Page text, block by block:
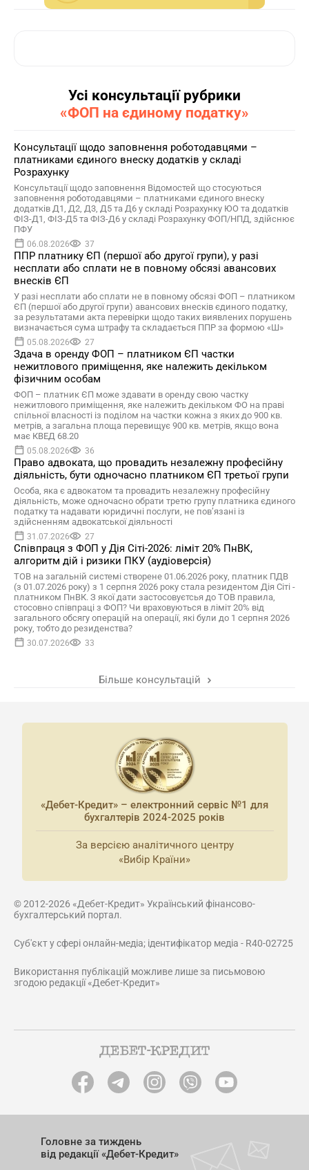
Усі консультації рубрики
«ФОП на єдиному податку»
Консультації щодо заповнення роботодавцями –
платниками єдиного внеску додатків у складі
Розрахунку
Консультації щодо заповнення Відомостей що стосуються
заповнення роботодавцями – платниками єдиного внеску
додатків Д1, Д2, Д3, Д5 та Д6 у складі Розрахунку ЮО та додатків
ФІЗ-Д1, ФІЗ-Д5 та ФІЗ-Д6 у складі Розрахунку ФОП/НПД, здійснює
ПФУ
06.08.2026 37
ППР платнику ЄП (першої або другої групи), у разі
несплати або сплати не в повному обсязі авансових
внесків ЄП
У разі несплати або сплати не в повному обсязі ФОП – платником
ЄП (першої або другої групи) авансових внесків єдиного податку,
за результатами акта перевірки щодо таких виявлених порушень
визначається сума штрафу та складається ППР за формою «Ш»
05.08.2026 27
Здача в оренду ФОП – платником ЄП частки
нежитлового приміщення, яке належить декільком
фізичним особам
ФОП – платник ЄП може здавати в оренду свою частку
нежитлового приміщення, яке належить декільком ФО на праві
спільної власності із поділом на частки кожна з яких до 900 кв.
метрів, а загальна площа перевищує 900 кв. метрів, якщо вона
має КВЕД 68.20
05.08.2026 36
Право адвоката, що провадить незалежну професійну
діяльність, бути одночасно платником ЄП третьої групи
Особа, яка є адвокатом та провадить незалежну професійну
діяльність, може одночасно обрати третю групу платника єдиного
податку та надавати юридичні послуги, не пов’язані із
здійсненням адвокатської діяльності
31.07.2026 27
Співпраця з ФОП у Дія Сіті-2026: ліміт 20% ПнВК,
алгоритм дій і ризики ПКУ (аудіоверсія)
ТОВ на загальній системі створене 01.06.2026 року, платник ПДВ
(з 01.07.2026 року) з 1 серпня 2026 року стала резидентом Дія Сіті -
платником ПнВК. З якої дати застосовуєтсья до ТОВ правила,
стосовно співпраці з ФОП? Чи враховуються в ліміт 20% від
загального обсягу операцій на операції, які були до 1 серпня 2026
року, тобто до резиденства?
30.07.2026 33
Більше консультацій
«Дебет-Кредит» – електронний сервіс №1 для
бухгалтерів 2024-2025 років
За версією аналітичного центру
«Вибір Країни»
© 2012-2026 «Дебет-Кредит» Український фінансово-
бухгалтерський портал.
Суб'єкт у сфері онлайн-медіа; ідентифікатор медіа - R40-02725
Використання публікацій можливе лише за письмовою
згодою редакції «Дебет-Кредит»
Головне за тиждень
від редакції «Дебет-Кредит»